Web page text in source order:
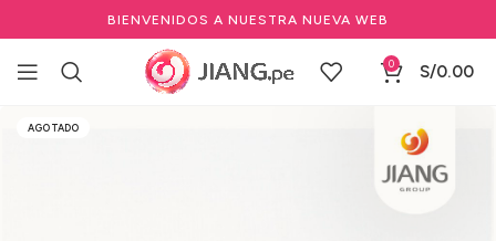
BIENVENIDOS A NUESTRA NUEVA WEB
0 S/0.00
Inicio Estéticas
AGOTADO